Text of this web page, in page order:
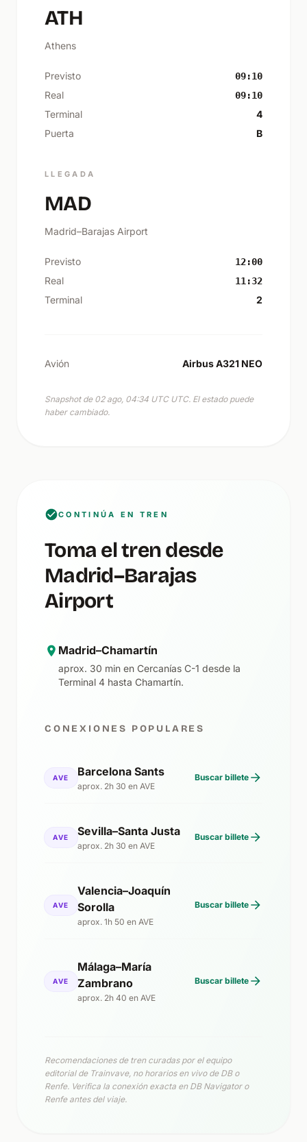
ATH
Athens
Previsto 09:10
Real 09:10
Terminal
4
Puerta
B
LLEGADA
MAD
Madrid–Barajas Airport
Previsto 12:00
Real 11:32
Terminal 2
Avión Airbus A321 NEO
Snapshot de 02 ago, 04:34 UTC UTC. El estado puede
haber cambiado.
CONTINÚA EN TREN
Toma el tren desde
Madrid–Barajas
Airport
Madrid–Chamartín
aprox. 30 min en Cercanías C-1 desde la
Terminal 4 hasta Chamartín.
CONEXIONES POPULARES
AVE Barcelona Sants
aprox. 2h 30 en AVE
Buscar billete
AVE Sevilla–Santa Justa
aprox. 2h 30 en AVE
Buscar billete
AVE
Valencia–Joaquín
Sorolla
aprox. 1h 50 en AVE
Buscar billete
AVE
Málaga–María
Zambrano
aprox. 2h 40 en AVE
Buscar billete
Recomendaciones de tren curadas por el equipo
editorial de Trainvave, no horarios en vivo de DB o
Renfe. Verifica la conexión exacta en DB Navigator o
Renfe antes del viaje.